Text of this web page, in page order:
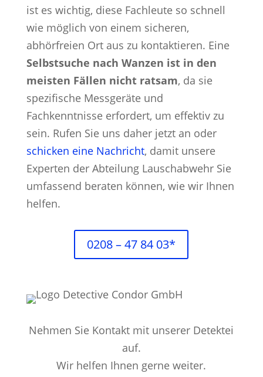
ist es wichtig, diese Fachleute so schnell
wie möglich von einem sicheren,
abhörfreien Ort aus zu kontaktieren. Eine
Selbstsuche nach Wanzen ist in den
meisten Fällen nicht ratsam, da sie
spezifische Messgeräte und
Fachkenntnisse erfordert, um effektiv zu
sein. Rufen Sie uns daher jetzt an oder
schicken eine Nachricht, damit unsere
Experten der Abteilung Lauschabwehr Sie
umfassend beraten können, wie wir Ihnen
helfen.
0208 – 47 84 03*
Nehmen Sie Kontakt mit unserer Detektei
auf.
Wir helfen Ihnen gerne weiter.